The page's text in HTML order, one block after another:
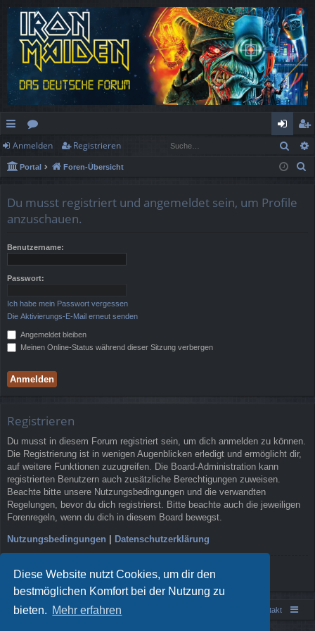
Diese Website nutzt Cookies, um dir den
bestmöglichen Komfort bei der Nutzung zu
bieten. Mehr erfahren
ch
ne
ug
f
or
en
n
m
eg
ist
Anmelden Registrieren
Portal Foren-Übersicht
Du musst registriert und angemeldet sein, um Profile
anzuschauen.
Benutzername:
Passwort:
Ich habe mein Passwort vergessen
Die Aktivierungs-E-Mail erneut senden
Angemeldet bleiben
Meinen Online-Status während dieser Sitzung verbergen
Registrieren
Du musst in diesem Forum registriert sein, um dich anmelden zu können.
Die Registrierung ist in wenigen Augenblicken erledigt und ermöglicht dir,
auf weitere Funktionen zuzugreifen. Die Board-Administration kann
registrierten Benutzern auch zusätzliche Berechtigungen zuweisen.
Beachte bitte unsere Nutzungsbedingungen und die verwandten
Regelungen, bevor du dich registrierst. Bitte beachte auch die jeweiligen
Forenregeln, wenn du dich in diesem Board bewegst.
Nutzungsbedingungen | Datenschutzerklärung
Registrieren
Portal Foren-Übersicht Kontakt